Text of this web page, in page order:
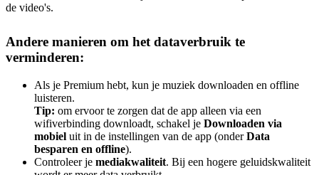
de video's.
Andere manieren om het dataverbruik te
verminderen:
Als je Premium hebt, kun je muziek downloaden en offline
luisteren.
Tip: om ervoor te zorgen dat de app alleen via een
wifiverbinding downloadt, schakel je Downloaden via
mobiel uit in de instellingen van de app (onderData
besparen en offline).
Controleer je mediakwaliteit. Bij een hogere geluidskwaliteit